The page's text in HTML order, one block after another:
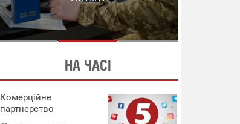
СХЕМИ В ЕНЕРГЕТИЦІ
ЕНЕРГЕТИЦІ
НА ЧАСІ
Комерційне
партнерство